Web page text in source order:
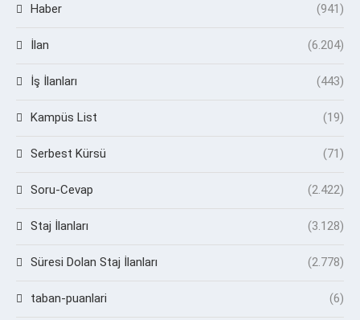
Haber (941)
İlan (6.204)
İş İlanları (443)
Kampüs List (19)
Serbest Kürsü (71)
Soru-Cevap (2.422)
Staj İlanları (3.128)
Süresi Dolan Staj İlanları (2.778)
taban-puanlari (6)